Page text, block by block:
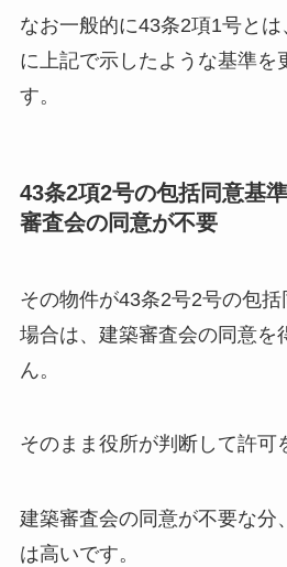
なお一般的に43条2項1号と
に上記で示したような基準を
す。
43条2項2号の包括同意基
審査会の同意が不要
その物件が43条2号2号の包
場合は、建築審査会の同意を
ん。
そのまま役所が判断して許可
建築審査会の同意が不要な分
は高いです。